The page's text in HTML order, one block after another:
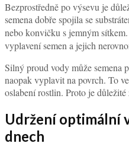
Bezprostředně po výsevu je
semena dobře spojila se
nebo konvičku s jemným sítkem.
vyplavení semen a jejich
Silný proud vody může semena
naopak vyplavit na povrch. To
oslabení rostlin. Proto je
Udržení optimální
dnech